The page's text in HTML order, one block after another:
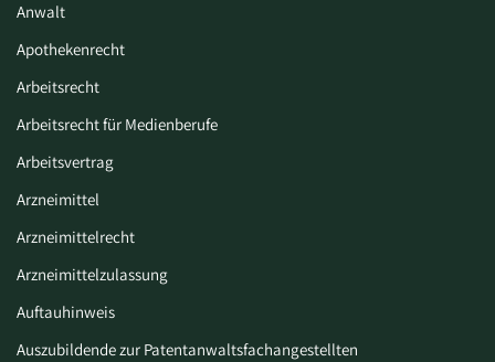
Anwalt
Apothekenrecht
Arbeitsrecht
Arbeitsrecht für Medienberufe
Arbeitsvertrag
Arzneimittel
Arzneimittelrecht
Arzneimittelzulassung
Auftauhinweis
Auszubildende zur Patentanwaltsfachangestellten